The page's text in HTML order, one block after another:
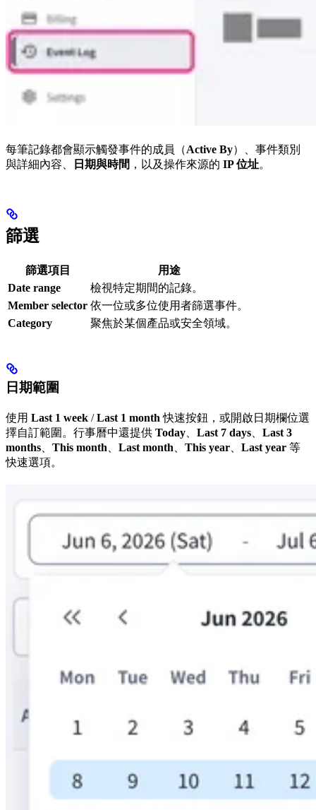
每筆記錄都會顯示觸發事件的成員（Active By）、事件類別
與詳細內容、
日期與時間 ，以及操作來源的 IP 位址。
篩選
篩選項目
用途
Date range
檢視特定期間的記錄。
Member selector 依一位或多位使用者篩選事件。
Category
聚焦於某個產品或安全領域。
日期範圍
使用 Last 1 week /Last 1 month 快速按鈕，或開啟日期欄位選
擇自訂範圍。行事曆中還提供 Today Last 7 days
Last 3
months
This month Last month This year Last year 等
快速選項。